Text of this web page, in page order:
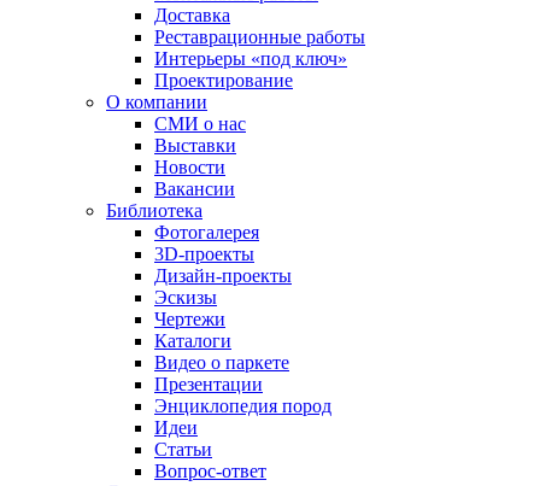
Доставка
Реставрационные работы
Интерьеры «под ключ»
Проектирование
О компании
СМИ о нас
Выставки
Новости
Вакансии
Библиотека
Фотогалерея
3D-проекты
Дизайн-проекты
Эскизы
Чертежи
Каталоги
Видео о паркете
Презентации
Энциклопедия пород
Идеи
Статьи
Вопрос-ответ